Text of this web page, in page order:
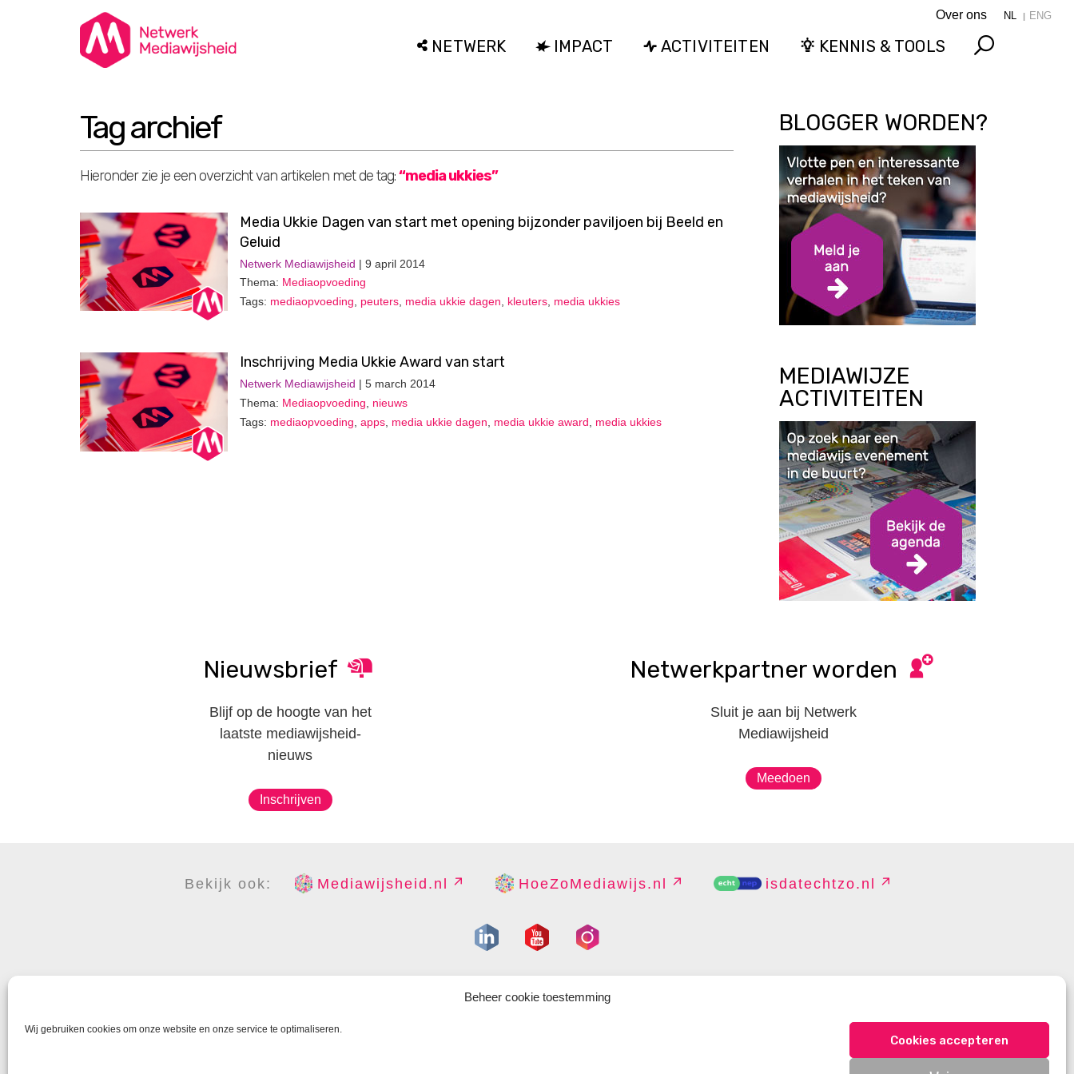
Beheer cookie toestemming
Wij gebruiken cookies om onze website en onze service te optimaliseren.
Cookies accepteren
Over ons NL ENG
NETWERK IMPACT ACTIVITEITEN KENNIS & TOOLS
Tag archief
Hieronder zie je een overzicht van artikelen met de tag:“media ukkies”
Media Ukkie Dagen van start met opening bijzonder paviljoen bij Beeld en
Geluid
Netwerk Mediawijsheid | 9 april 2014
Thema: Mediaopvoeding
Tags: mediaopvoeding, peuters, media ukkie dagen, kleuters, media ukkies
Inschrijving Media Ukkie Award van start
Netwerk Mediawijsheid | 5 march 2014
Thema: Mediaopvoeding
nieuws
Tags: mediaopvoeding apps media ukkie dagen media ukkie award media ukkies
BLOGGER WORDEN?
MEDIAWIJZE
ACTIVITEITEN
Nieuwsbrief
Blijf op de hoogte van het
laatste mediawijsheid-
nieuws
Inschrijven
Netwerkpartner worden
Sluit je aan bij Netwerk
Mediawijsheid
Meedoen
Bekijk ook: Mediawijsheid.nl HoeZoMediawijs.nl isdatechtzo.nl